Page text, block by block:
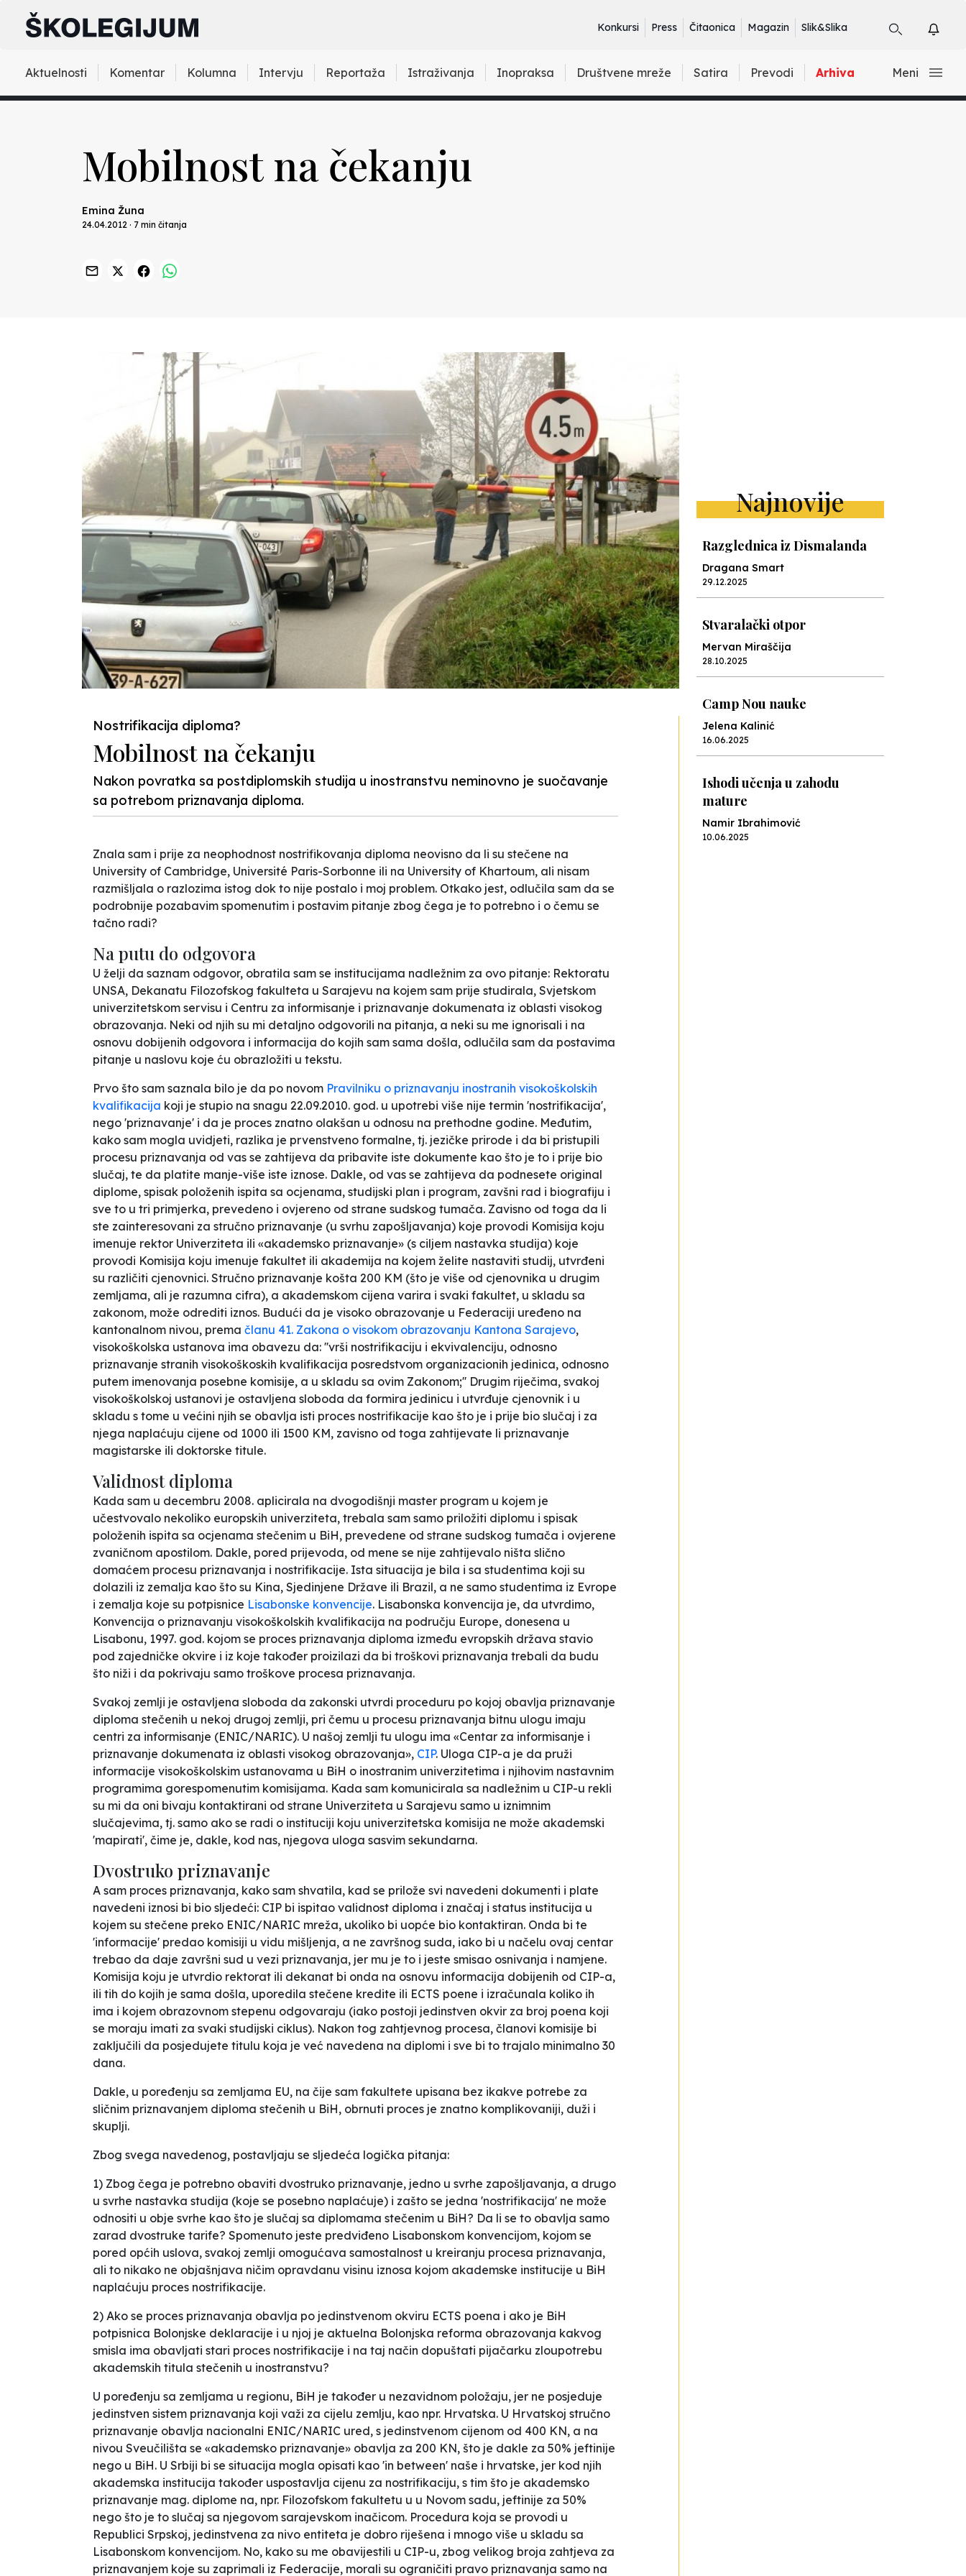
Konkursi Press Čitaonica Magazin Slik&Slika
Aktuelnosti Komentar Kolumna Intervju Reportaža Istraživanja Inopraksa Društvene mreže Satira Prevodi Arhiva Meni
Mobilnost na čekanju
Emina Žuna
24.04.2012 · 7 min čitanja
Nostrifikacija diploma?
Mobilnost na čekanju
Nakon povratka sa postdiplomskih studija u inostranstvu neminovno je suočavanje
sa potrebom priznavanja diploma.
Znala sam i prije za neophodnost nostrifikovanja diploma neovisno da li su stečene na
University of Cambridge, Université Paris-Sorbonne ili na University of Khartoum, ali nisam
razmišljala o razlozima istog dok to nije postalo i moj problem. Otkako jest, odlučila sam da se
podrobnije pozabavim spomenutim i postavim pitanje zbog čega je to potrebno i o čemu se
tačno radi?
Na putu do odgovora
U želji da saznam odgovor, obratila sam se institucijama nadležnim za ovo pitanje: Rektoratu
UNSA, Dekanatu Filozofskog fakulteta u Sarajevu na kojem sam prije studirala, Svjetskom
univerzitetskom servisu i Centru za informisanje i priznavanje dokumenata iz oblasti visokog
obrazovanja. Neki od njih su mi detaljno odgovorili na pitanja, a neki su me ignorisali i na
osnovu dobijenih odgovora i informacija do kojih sam sama došla, odlučila sam da postavima
pitanje u naslovu koje ću obrazložiti u tekstu.
Prvo što sam saznala bilo je da po novom Pravilniku o priznavanju inostranih visokoškolskih
kvalifikacija koji je stupio na snagu 22.09.2010. god. u upotrebi više nije termin 'nostrifikacija',
nego 'priznavanje' i da je proces znatno olakšan u odnosu na prethodne godine. Međutim,
kako sam mogla uvidjeti, razlika je prvenstveno formalne, tj. jezičke prirode i da bi pristupili
procesu priznavanja od vas se zahtijeva da pribavite iste dokumente kao što je to i prije bio
slučaj, te da platite manje-više iste iznose. Dakle, od vas se zahtijeva da podnesete original
diplome, spisak položenih ispita sa ocjenama, studijski plan i program, zavšni rad i biografiju i
sve to u tri primjerka, prevedeno i ovjereno od strane sudskog tumača. Zavisno od toga da li
ste zainteresovani za stručno priznavanje (u svrhu zapošljavanja) koje provodi Komisija koju
imenuje rektor Univerziteta ili «akademsko priznavanje» (s ciljem nastavka studija) koje
provodi Komisija koju imenuje fakultet ili akademija na kojem želite nastaviti studij, utvrđeni
su različiti cjenovnici. Stručno priznavanje košta 200 KM (što je više od cjenovnika u drugim
zemljama, ali je razumna cifra), a akademskom cijena varira i svaki fakultet, u skladu sa
zakonom, može odrediti iznos. Budući da je visoko obrazovanje u Federaciji uređeno na
kantonalnom nivou, prema članu 41. Zakona o visokom obrazovanju Kantona Sarajevo,
visokoškolska ustanova ima obavezu da: ''vrši nostrifikaciju i ekvivalenciju, odnosno
priznavanje stranih visokoškoskih kvalifikacija posredstvom organizacionih jedinica, odnosno
putem imenovanja posebne komisije, a u skladu sa ovim Zakonom;'' Drugim riječima, svakoj
visokoškolskoj ustanovi je ostavljena sloboda da formira jedinicu i utvrđuje cjenovnik i u
skladu s tome u većini njih se obavlja isti proces nostrifikacije kao što je i prije bio slučaj i za
njega naplaćuju cijene od 1000 ili 1500 KM, zavisno od toga zahtijevate li priznavanje
magistarske ili doktorske titule.
Validnost diploma
Kada sam u decembru 2008. aplicirala na dvogodišnji master program u kojem je
učestvovalo nekoliko europskih univerziteta, trebala sam samo priložiti diplomu i spisak
položenih ispita sa ocjenama stečenim u BiH, prevedene od strane sudskog tumača i ovjerene
zvaničnom apostilom. Dakle, pored prijevoda, od mene se nije zahtijevalo ništa slično
domaćem procesu priznavanja i nostrifikacije. Ista situacija je bila i sa studentima koji su
dolazili iz zemalja kao što su Kina, Sjedinjene Države ili Brazil, a ne samo studentima iz Evrope
i zemalja koje su potpisnice Lisabonske konvencije. Lisabonska konvencija je, da utvrdimo,
Konvencija o priznavanju visokoškolskih kvalifikacija na području Europe, donesena u
Lisabonu, 1997. god. kojom se proces priznavanja diploma između evropskih država stavio
pod zajedničke okvire i iz koje također proizilazi da bi troškovi priznavanja trebali da budu
što niži i da pokrivaju samo troškove procesa priznavanja.
Svakoj zemlji je ostavljena sloboda da zakonski utvrdi proceduru po kojoj obavlja priznavanje
diploma stečenih u nekoj drugoj zemlji, pri čemu u procesu priznavanja bitnu ulogu imaju
centri za informisanje (ENIC/NARIC). U našoj zemlji tu ulogu ima «Centar za informisanje i
priznavanje dokumenata iz oblasti visokog obrazovanja», CIP. Uloga CIP-a je da pruži
informacije visokoškolskim ustanovama u BiH o inostranim univerzitetima i njihovim nastavnim
programima gorespomenutim komisijama. Kada sam komunicirala sa nadležnim u CIP-u rekli
su mi da oni bivaju kontaktirani od strane Univerziteta u Sarajevu samo u iznimnim
slučajevima, tj. samo ako se radi o instituciji koju univerzitetska komisija ne može akademski
'mapirati', čime je, dakle, kod nas, njegova uloga sasvim sekundarna.
Dvostruko priznavanje
A sam proces priznavanja, kako sam shvatila, kad se prilože svi navedeni dokumenti i plate
navedeni iznosi bi bio sljedeći: CIP bi ispitao validnost diploma i značaj i status institucija u
kojem su stečene preko ENIC/NARIC mreža, ukoliko bi uopće bio kontaktiran. Onda bi te
'informacije' predao komisiji u vidu mišljenja, a ne završnog suda, iako bi u načelu ovaj centar
trebao da daje završni sud u vezi priznavanja, jer mu je to i jeste smisao osnivanja i namjene.
Komisija koju je utvrdio rektorat ili dekanat bi onda na osnovu informacija dobijenih od CIP-a,
ili tih do kojih je sama došla, uporedila stečene kredite ili ECTS poene i izračunala koliko ih
ima i kojem obrazovnom stepenu odgovaraju (iako postoji jedinstven okvir za broj poena koji
se moraju imati za svaki studijski ciklus). Nakon tog zahtjevnog procesa, članovi komisije bi
zaključili da posjedujete titulu koja je već navedena na diplomi i sve bi to trajalo minimalno 30
dana.
Dakle, u poređenju sa zemljama EU, na čije sam fakultete upisana bez ikakve potrebe za
sličnim priznavanjem diploma stečenih u BiH, obrnuti proces je znatno komplikovaniji, duži i
skuplji.
Zbog svega navedenog, postavljaju se sljedeća logička pitanja:
1) Zbog čega je potrebno obaviti dvostruko priznavanje, jedno u svrhe zapošljavanja, a drugo
u svrhe nastavka studija (koje se posebno naplaćuje) i zašto se jedna 'nostrifikacija' ne može
odnositi u obje svrhe kao što je slučaj sa diplomama stečenim u BiH? Da li se to obavlja samo
zarad dvostruke tarife? Spomenuto jeste predviđeno Lisabonskom konvencijom, kojom se
pored općih uslova, svakoj zemlji omogućava samostalnost u kreiranju procesa priznavanja,
ali to nikako ne objašnjava ničim opravdanu visinu iznosa kojom akademske institucije u BiH
naplaćuju proces nostrifikacije.
2) Ako se proces priznavanja obavlja po jedinstvenom okviru ECTS poena i ako je BiH
potpisnica Bolonjske deklaracije i u njoj je aktuelna Bolonjska reforma obrazovanja kakvog
smisla ima obavljati stari proces nostrifikacije i na taj način dopuštati pijačarku zloupotrebu
akademskih titula stečenih u inostranstvu?
U poređenju sa zemljama u regionu, BiH je također u nezavidnom položaju, jer ne posjeduje
jedinstven sistem priznavanja koji važi za cijelu zemlju, kao npr. Hrvatska. U Hrvatskoj stručno
priznavanje obavlja nacionalni ENIC/NARIC ured, s jedinstvenom cijenom od 400 KN, a na
nivou Sveučilišta se «akademsko priznavanje» obavlja za 200 KN, što je dakle za 50% jeftinije
nego u BiH. U Srbiji bi se situacija mogla opisati kao 'in between' naše i hrvatske, jer kod njih
akademska institucija također uspostavlja cijenu za nostrifikaciju, s tim što je akademsko
priznavanje mag. diplome na, npr. Filozofskom fakultetu u u Novom sadu, jeftinije za 50%
nego što je to slučaj sa njegovom sarajevskom inačicom. Procedura koja se provodi u
Republici Srpskoj, jedinstvena za nivo entiteta je dobro riješena i mnogo više u skladu sa
Lisabonskom konvencijom. No, kako su me obavijestili u CIP-u, zbog velikog broja zahtjeva za
priznavanjem koje su zaprimali iz Federacije, morali su ograničiti pravo priznavanja samo na
Najnovije
Razglednica iz Dismalanda
Dragana Smart
29.12.2025
Stvaralački otpor
Mervan Miraščija
28.10.2025
Camp Nou nauke
Jelena Kalinić
16.06.2025
Ishodi učenja u zahodu
mature
Namir Ibrahimović
10.06.2025